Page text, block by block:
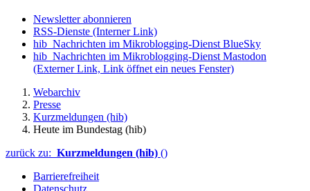
Newsletter abonnieren
RSS-Dienste (Interner Link)
hib_Nachrichten im Mikroblogging-Dienst BlueSky
hib_Nachrichten im Mikroblogging-Dienst Mastodon
(Externer Link, Link öffnet ein neues Fenster)
Webarchiv
Presse
Kurzmeldungen (hib)
Heute im Bundestag (hib)
zurück zu: Kurzmeldungen (hib) ()
Barrierefreiheit